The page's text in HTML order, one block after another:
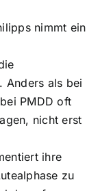
nimmt ein
Anders als bei
PMDD oft
nicht erst
ihre
zu